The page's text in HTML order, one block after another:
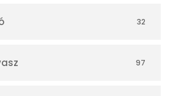
32
97